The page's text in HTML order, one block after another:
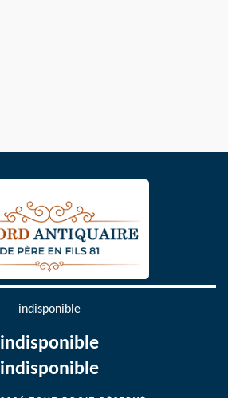
indisponible
indisponible
indisponible